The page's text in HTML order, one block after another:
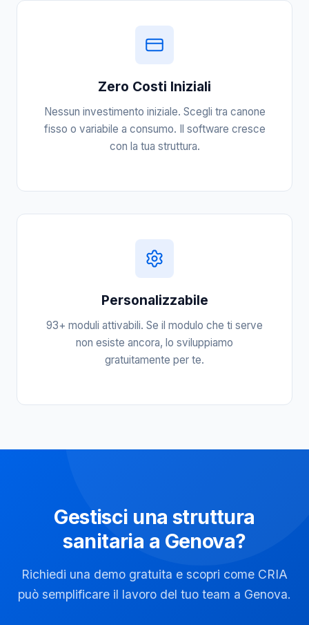
Zero Costi Iniziali
Nessun investimento iniziale. Scegli tra canone
fisso o variabile a consumo. Il software cresce
con la tua struttura.
Personalizzabile
93+ moduli attivabili. Se il modulo che ti serve
non esiste ancora, lo sviluppiamo
gratuitamente per te.
Gestisci una struttura
sanitaria a Genova?
Richiedi una demo gratuita e scopri come CRIA
può semplificare il lavoro del tuo team a Genova.